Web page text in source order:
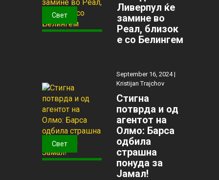
Свет
Ливерпул ќе
замине во
Реал, близок
е со Белингем
Свет
September 16, 2024 |
Kristijan Trajchov
Стигна
потврда и од
агентот на
Олмо: Барса
одбила
страшна
понуда за
Јамал!